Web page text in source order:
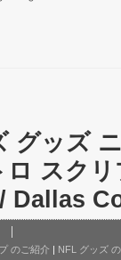
グッズ
スク
Dallas
のご紹介 | NFL グッズ